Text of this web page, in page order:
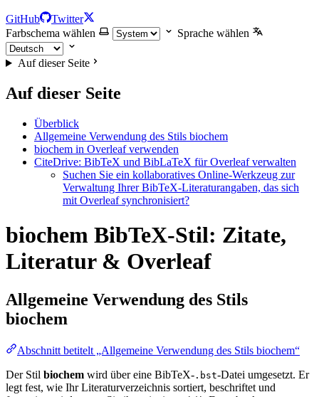
GitHub
Twitter
Farbschema wählen
Sprache wählen
Auf dieser Seite
Auf dieser Seite
Überblick
Allgemeine Verwendung des Stils biochem
biochem in Overleaf verwenden
CiteDrive: BibTeX und BibLaTeX für Overleaf verwalten
Suchen Sie ein kollaboratives Online-Werkzeug zur
Verwaltung Ihrer BibTeX-Literaturangaben, das sich
mit Overleaf synchronisiert?
biochem BibTeX-Stil: Zitate,
Literatur & Overleaf
Allgemeine Verwendung des Stils
biochem
Abschnitt betitelt „Allgemeine Verwendung des Stils biochem“
Der Stil biochem wird über eine BibTeX- .bst-Datei umgesetzt. Er
legt fest, wie Ihr Literaturverzeichnis sortiert, beschriftet und